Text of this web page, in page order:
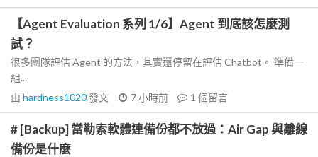
【Agent Evaluation 系列 1/6】Agent 到底該怎麼測
試？
很多團隊評估 Agent 的方法，其實還停留在評估 Chatbot。 準備一
組...
由 hardness1020發文 7 小時前 1 個留言
# [Backup] 當勒索軟體連備份都不放過：Air Gap 與離線
備份是什麼